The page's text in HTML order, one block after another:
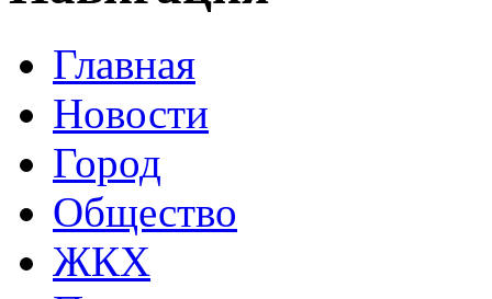
Главная
Новости
Город
Общество
ЖКХ